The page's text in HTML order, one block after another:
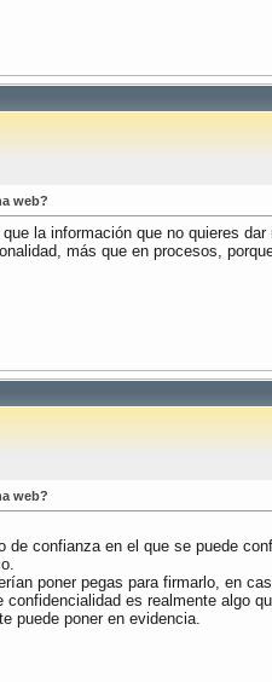
web?
la información que no quieres dar
más que en procesos,
web?
confianza en el que se puede
poner pegas para firmarlo, en
es realmente algo
puede poner en evidencia.